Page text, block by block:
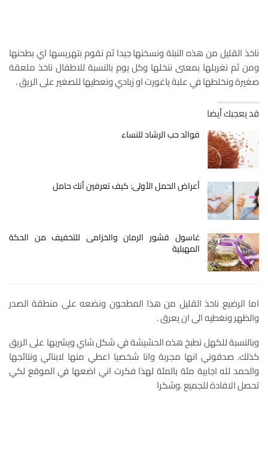
ناخذ القليل من هذه النبتة ونسخنها جيدا ثم نقوم بتهريسها اي بطحنها
ومن ثم نغربلها بمعنى ننخلها وكل يوم بالنسبة للاطفال ناخذ ملعقة
صغيرة ونخلطها في علبة ياغورت او زبادي ونعطيها للصغير على الريق .
قد يعجبك أيضا
فوائد حب الرشاد للنساء
أعراض الحمل الأولى: كيف تعرفين أنك حامل
غاسول قشور الرمان والخزامى للتخفيف من الحكة
المهبلية
اما الرضيع ناخذ القليل من هذا المطحون ونضعه على منطقة الصدر
والظهر ونغطيه الى ان يعرق .
وبالنسبة للكهل نطبخ هذه الحشيشة في شكل شاي ويشربها على الريق
كذلك. صدقوني انها مجربة وانا شخصيا اعطي منها لابنائي ونتائجها
والحمد لله اجابية مئة بالمئة لهذا فكرت اني اضعها في الموقع لكي
تحصل الافادة للجميع .وشكرا